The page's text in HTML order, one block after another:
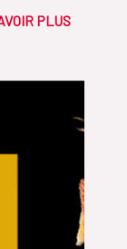
PLUS